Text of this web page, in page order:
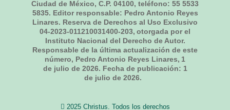
Ciudad de México, C.P. 04100, teléfono: 55 5533
5835. Editor responsable: Pedro Antonio Reyes
Linares. Reserva de Derechos al Uso Exclusivo
04-2023-011210031400-203, otorgada por el
Instituto Nacional del Derecho de Autor.
Responsable de la última actualización de este
número, Pedro Antonio Reyes Linares, 1
de julio de 2026. Fecha de publicación: 1
de julio de 2026.
2025 Christus. Todos los derechos